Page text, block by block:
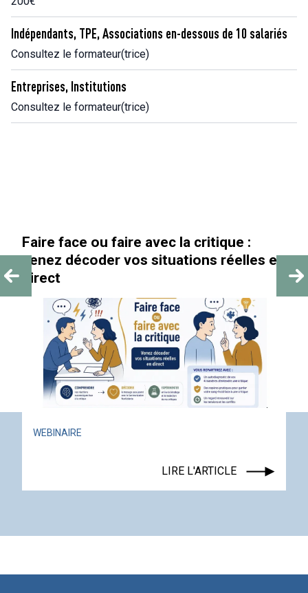
Indépendants, TPE, Associations en-dessous de 10 salariés
Consultez le formateur(trice)
Entreprises, Institutions
Consultez le formateur(trice)
Faire face ou faire avec la critique :
venez décoder vos situations réelles en
direct
WEBINAIRE
LIRE L'ARTICLE